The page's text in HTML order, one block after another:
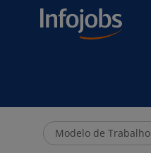
Modelo de Trabalho